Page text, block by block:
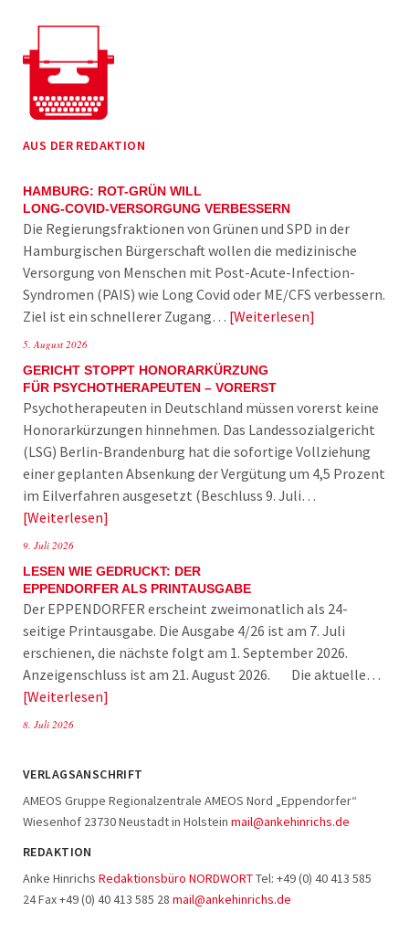
AUS DER REDAKTION
HAMBURG: ROT-GRÜN WILL
LONG-COVID-VERSORGUNG VERBESSERN
Die Regierungsfraktionen von Grünen und SPD in der
Hamburgischen Bürgerschaft wollen die medizinische
Versorgung von Menschen mit Post-Acute-Infection-
Syndromen (PAIS) wie Long Covid oder ME/CFS verbessern.
Ziel ist ein schnellerer Zugang… Weiterlesen
5. August 2026
GERICHT STOPPT HONORARKÜRZUNG
FÜR PSYCHOTHERAPEUTEN – VORERST
Psychotherapeuten in Deutschland müssen vorerst keine
Honorarkürzungen hinnehmen. Das Landessozialgericht
(LSG) Berlin-Brandenburg hat die sofortige Vollziehung
einer geplanten Absenkung der Vergütung um 4,5 Prozent
im Eilverfahren ausgesetzt (Beschluss 9. Juli…
Weiterlesen
9. Juli 2026
LESEN WIE GEDRUCKT: DER
EPPENDORFER ALS PRINTAUSGABE
Der EPPENDORFER erscheint zweimonatlich als 24-
seitige Printausgabe. Die Ausgabe 4/26 ist am 7. Juli
erschienen, die nächste folgt am 1. September 2026.
Anzeigenschluss ist am 21. August 2026. Die aktuelle…
Weiterlesen
8. Juli 2026
VERLAGSANSCHRIFT
AMEOS Gruppe Regionalzentrale AMEOS Nord „Eppendorfer“
Wiesenhof 23730 Neustadt in Holstein mail@ankehinrichs.de
REDAKTION
Anke Hinrichs Redaktionsbüro NORDWORTTel: +49 (0) 40 413 585
24 Fax +49 (0) 40 413 585 28 mail@ankehinrichs.de